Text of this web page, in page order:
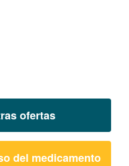
ofertas
del medicamento